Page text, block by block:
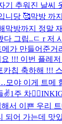
추워진 날씨
니당 🥰막방 까
막방까지 정말
그립..ㄷ r 저
가 만들어준
!!! 이번 플레
칩 축하해 !!!
모야 이게 트
✌️1주 차✌🏻
서 이쁜 우리
어 가는데